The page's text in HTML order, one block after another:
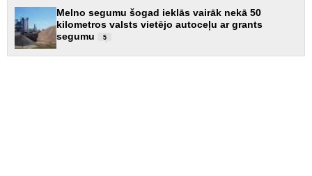
Melno segumu šogad ieklās vairāk nekā 50
kilometros valsts vietējo autoceļu ar grants
segumu
5